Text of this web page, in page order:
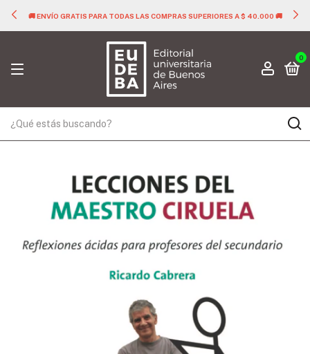
🚚 ENVÍO GRATIS PARA TODAS LAS COMPRAS SUPERIORES A $ 40.000 🚚
0